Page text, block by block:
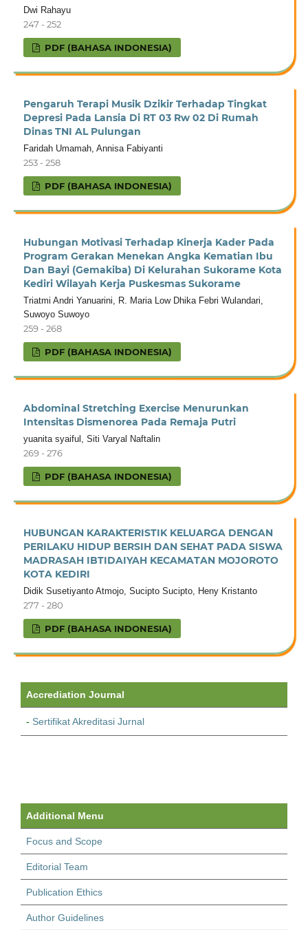
Dwi Rahayu
247 - 252
PDF (BAHASA INDONESIA)
Pengaruh Terapi Musik Dzikir Terhadap Tingkat
Depresi Pada Lansia Di RT 03 Rw 02 Di Rumah
Dinas TNI AL Pulungan
Faridah Umamah, Annisa Fabiyanti
253 - 258
PDF (BAHASA INDONESIA)
Hubungan Motivasi Terhadap Kinerja Kader Pada
Program Gerakan Menekan Angka Kematian Ibu
Dan Bayi (Gemakiba) Di Kelurahan Sukorame Kota
Kediri Wilayah Kerja Puskesmas Sukorame
Triatmi Andri Yanuarini, R. Maria Low Dhika Febri Wulandari,
Suwoyo Suwoyo
259 - 268
PDF (BAHASA INDONESIA)
Abdominal Stretching Exercise Menurunkan
Intensitas Dismenorea Pada Remaja Putri
yuanita syaiful, Siti Varyal Naftalin
269 - 276
PDF (BAHASA INDONESIA)
HUBUNGAN KARAKTERISTIK KELUARGA DENGAN
PERILAKU HIDUP BERSIH DAN SEHAT PADA SISWA
MADRASAH IBTIDAIYAH KECAMATAN MOJOROTO
KOTA KEDIRI
Didik Susetiyanto Atmojo, Sucipto Sucipto, Heny Kristanto
277 - 280
PDF (BAHASA INDONESIA)
Accrediation Journal
- Sertifikat Akreditasi Jurnal
Additional Menu
Focus and Scope
Editorial Team
Publication Ethics
Author Guidelines